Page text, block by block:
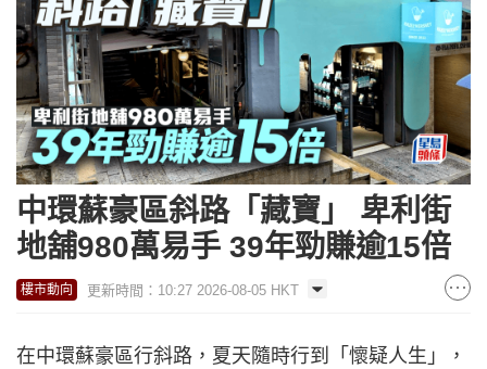
中環蘇豪區斜路「藏寶」 卑利街
地舖980萬易手 39年勁賺逾15倍
樓市動向 更新時間：10:27 2026-08-05 HKT
在中環蘇豪區行斜路，夏天隨時行到「懷疑人生」，